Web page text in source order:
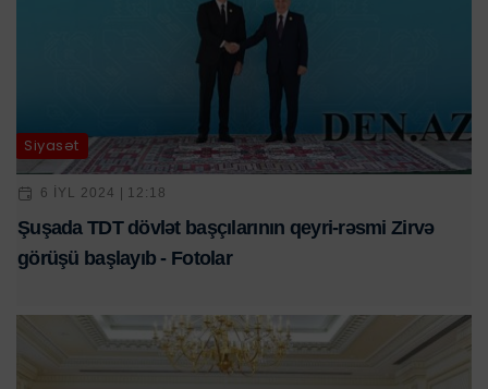
Siyasət
6 IYL 2024 | 12:18
Şuşada TDT dövlət başçılarının qeyri-rəsmi Zirvə
görüşü başlayıb - Fotolar